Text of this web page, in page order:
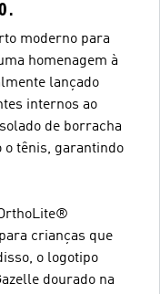
moderno para
homenagem à
lançado
internos ao
de borracha
o tênis, garantindo
crianças que
o logotipo
dourado na